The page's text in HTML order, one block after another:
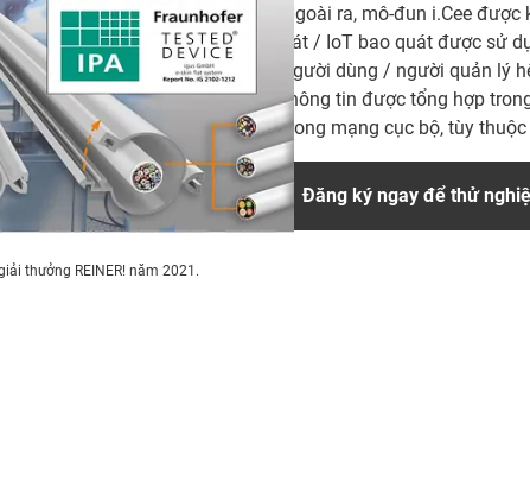
thưởng REINER! năm 2021.
Ngoài ra, mô-đun i.Cee
sát / IoT bao quát được sử
người dùng / người quản lý
thông tin được tổng hợp
trong mạng cục bộ, tùy
Đăng ký ngay để thử